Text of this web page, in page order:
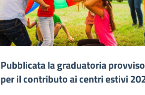
Pubblicata la graduatoria
per il contributo ai centri estivi